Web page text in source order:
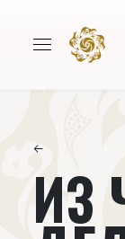
Авторы
←
ИЗ